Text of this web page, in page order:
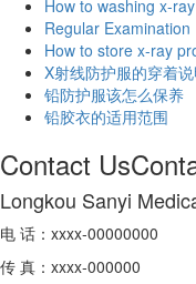
How to washing x-
Regular Examination
How to store x-ray
X射线防护服的穿着
铅防护服该怎么保养
铅胶衣的适用范围
Contact Us
Longkou Sanyi
电 话：xxxx-00000000
传 真：xxxx-000000